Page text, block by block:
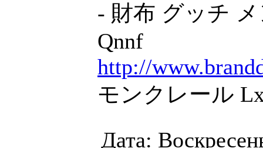
- 財布 グッチ
Qnnf
http://
モンクレール
Дата: